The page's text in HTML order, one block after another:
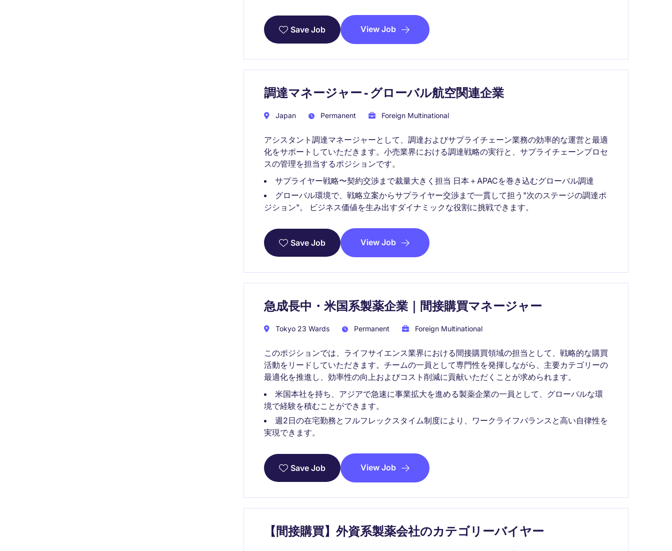
Save Job View Job
調達マネージャー - グローバル航空関連企業
Japan Permanent Foreign Multinational
アシスタント調達マネージャーとして、調達およびサプライチェーン業務の効率的な運営と最適
化をサポートしていただきます。小売業界における調達戦略の実行と、サプライチェーンプロセ
スの管理を担当するポジションです。
サプライヤー戦略〜契約交渉まで裁量大きく担当 日本＋APACを巻き込むグローバル調達
グローバル環境で、戦略立案からサプライヤー交渉まで一貫して担う"次のステージの調達ポ
ジション"。 ビジネス価値を生み出すダイナミックな役割に挑戦できます。
Save Job View Job
急成長中・米国系製薬企業｜間接購買マネージャー
Tokyo 23 Wards Permanent Foreign Multinational
このポジションでは、ライフサイエンス業界における間接購買領域の担当として、戦略的な購買
活動をリードしていただきます。チームの一員として専門性を発揮しながら、主要カテゴリーの
最適化を推進し、効率性の向上およびコスト削減に貢献いただくことが求められます。
米国本社を持ち、アジアで急速に事業拡大を進める製薬企業の一員として、グローバルな環
境で経験を積むことができます。
週2日の在宅勤務とフルフレックスタイム制度により、ワークライフバランスと高い自律性を
実現できます。
Save Job View Job
【間接購買】外資系製薬会社のカテゴリーバイヤー